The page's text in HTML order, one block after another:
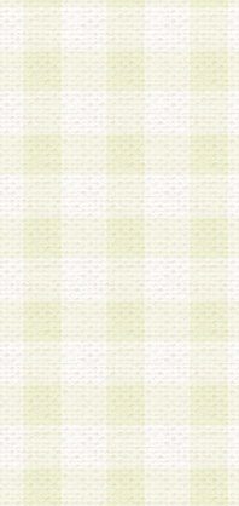
第4条 ログイン
1.会員は、会員
加する際には、
スワードを使用
2.登録の際に当
の使用に関して
3.会員は、当社
貸与、名義変更
ならないものと
4.当社は、会員
盗用など第三者
き事由の有無、
のとします。
第5条 会員の登